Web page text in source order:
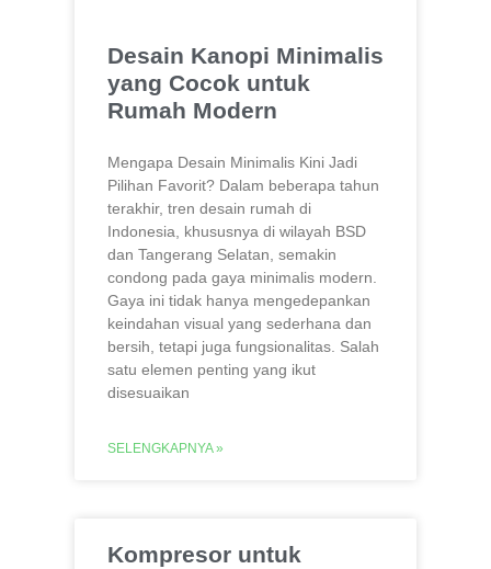
Desain Kanopi Minimalis
yang Cocok untuk
Rumah Modern
Mengapa Desain Minimalis Kini Jadi
Pilihan Favorit? Dalam beberapa tahun
terakhir, tren desain rumah di
Indonesia, khususnya di wilayah BSD
dan Tangerang Selatan, semakin
condong pada gaya minimalis modern.
Gaya ini tidak hanya mengedepankan
keindahan visual yang sederhana dan
bersih, tetapi juga fungsionalitas. Salah
satu elemen penting yang ikut
disesuaikan
SELENGKAPNYA »
Kompresor untuk